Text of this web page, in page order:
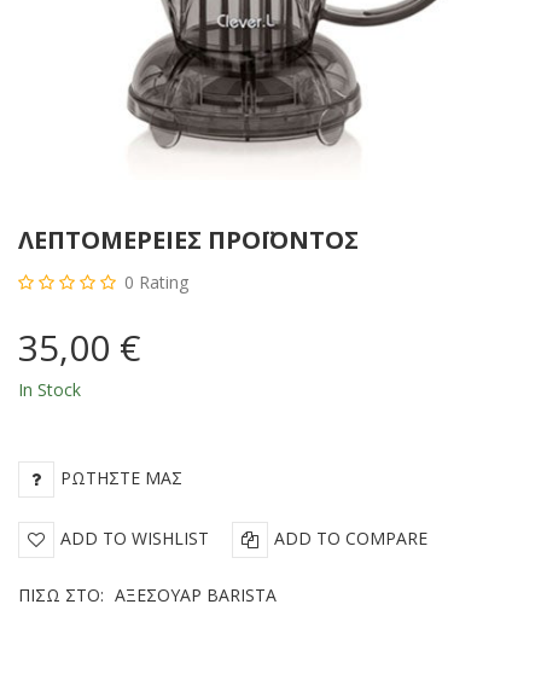
ΛΕΠΤΟΜΈΡΕΙΕΣ ΠΡΟΪΌΝΤΟΣ
0 Rating
35,00 €
In Stock
ΡΩΤΉΣΤΕ ΜΑΣ
ADD TO WISHLIST ADD TO COMPARE
ΠΊΣΩ ΣΤΟ: ΑΞΕΣΟΥΆΡ BARISTA